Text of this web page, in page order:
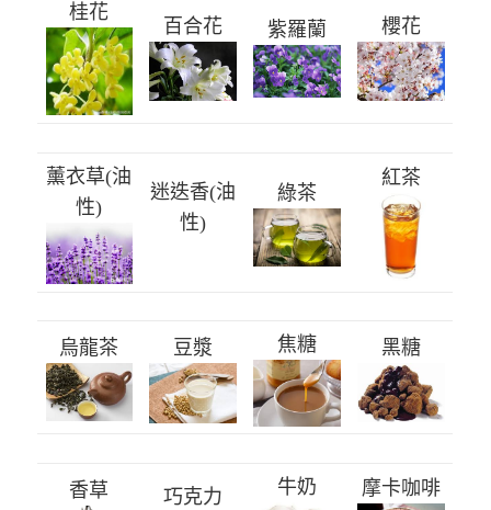
桂花
百合花 紫羅蘭 櫻花
薰衣草(油
性)
迷迭香(油
性)
綠茶
紅茶
烏龍茶 豆漿 焦糖 黑糖
香草 巧克力 牛奶 摩卡咖啡